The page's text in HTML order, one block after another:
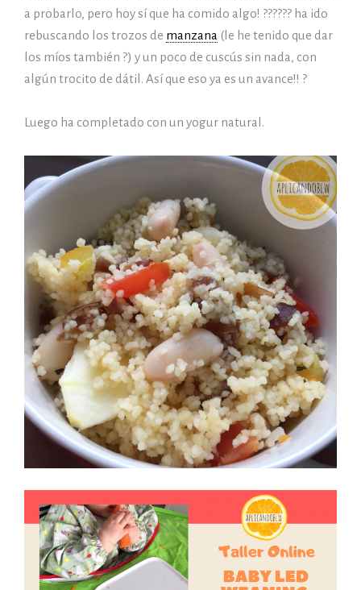
a probarlo, pero hoy sí que ha comido algo! ?????? ha ido
rebuscando los trozos de manzana (le he tenido que dar
los míos también ?) y un poco de cuscús sin nada, con
algún trocito de dátil. Así que eso ya es un avance!! ?
Luego ha completado con un yogur natural.